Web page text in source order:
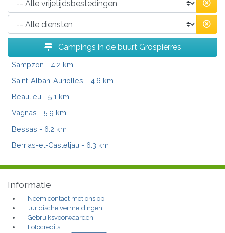
Campings in de buurt Grospierres
Sampzon - 4.2 km
Saint-Alban-Auriolles - 4.6 km
Beaulieu - 5.1 km
Vagnas - 5.9 km
Bessas - 6.2 km
Berrias-et-Casteljau - 6.3 km
Informatie
Neem contact met ons op
Juridische vermeldingen
Gebruiksvoorwaarden
Fotocredits